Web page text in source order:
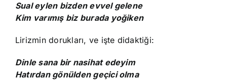
Sual eylen bizden evvel gelene
Kim varımış biz burada yoğiken
Lirizmin dorukları, ve işte didaktiği:
Dinle sana bir nasihat edeyim
Hatırdan gönülden geçici olma